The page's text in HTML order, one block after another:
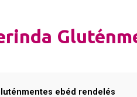
ebéd rendelés